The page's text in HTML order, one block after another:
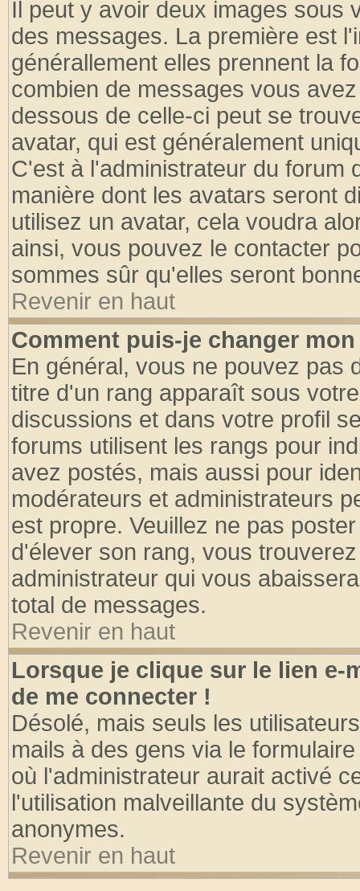
Il peut y avoir deux images sous
des messages. La première est
générallement elles prennent la
combien de messages vous
dessous de celle-ci peut se
avatar, qui est généralement
C'est à l'administrateur du forum
manière dont les avatars seront
utilisez un avatar, cela voudra
ainsi, vous pouvez le contacter
sommes sûr qu'elles seront
Revenir en haut
Comment puis-je changer
En général, vous ne pouvez pas
titre d'un rang apparaît sous
discussions et dans votre profil
forums utilisent les rangs pour
avez postés, mais aussi pour
modérateurs et administrateurs
est propre. Veuillez ne pas
d'élever son rang, vous
administrateur qui vous
total de messages.
Revenir en haut
Lorsque je clique sur le lien e-
de me connecter !
Désolé, mais seuls les
mails à des gens via le
où l'administrateur aurait activé
l'utilisation malveillante du
anonymes.
Revenir en haut